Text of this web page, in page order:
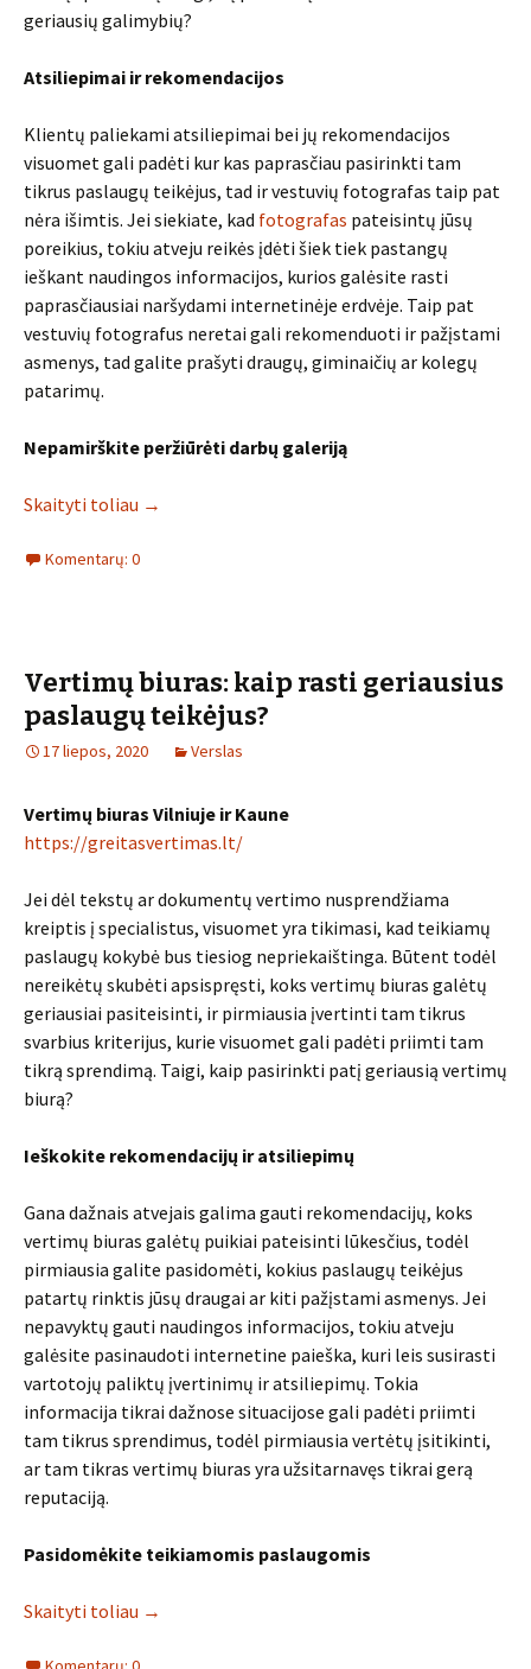
geriausių galimybių?
Atsiliepimai ir rekomendacijos
Klientų paliekami atsiliepimai bei jų rekomendacijos
visuomet gali padėti kur kas paprasčiau pasirinkti tam
tikrus paslaugų teikėjus, tad ir vestuvių fotografas taip pat
nėra išimtis. Jei siekiate, kad fotografas pateisintų jūsų
poreikius, tokiu atveju reikės įdėti šiek tiek pastangų
ieškant naudingos informacijos, kurios galėsite rasti
paprasčiausiai naršydami internetinėje erdvėje. Taip pat
vestuvių fotografus neretai gali rekomenduoti ir pažįstami
asmenys, tad galite prašyti draugų, giminaičių ar kolegų
patarimų.
Nepamirškite peržiūrėti darbų galeriją
Skaityti toliau →
Komentarų: 0
Vertimų biuras: kaip rasti geriausius
paslaugų teikėjus?
17 liepos, 2020 Verslas
Vertimų biuras Vilniuje ir Kaune
https://greitasvertimas.lt/
Jei dėl tekstų ar dokumentų vertimo nusprendžiama
kreiptis į specialistus, visuomet yra tikimasi, kad teikiamų
paslaugų kokybė bus tiesiog nepriekaištinga. Būtent todėl
nereikėtų skubėti apsispręsti, koks vertimų biuras galėtų
geriausiai pasiteisinti, ir pirmiausia įvertinti tam tikrus
svarbius kriterijus, kurie visuomet gali padėti priimti tam
tikrą sprendimą. Taigi, kaip pasirinkti patį geriausią vertimų
biurą?
Ieškokite rekomendacijų ir atsiliepimų
Gana dažnais atvejais galima gauti rekomendacijų, koks
vertimų biuras galėtų puikiai pateisinti lūkesčius, todėl
pirmiausia galite pasidomėti, kokius paslaugų teikėjus
patartų rinktis jūsų draugai ar kiti pažįstami asmenys. Jei
nepavyktų gauti naudingos informacijos, tokiu atveju
galėsite pasinaudoti internetine paieška, kuri leis susirasti
vartotojų paliktų įvertinimų ir atsiliepimų. Tokia
informacija tikrai dažnose situacijose gali padėti priimti
tam tikrus sprendimus, todėl pirmiausia vertėtų įsitikinti,
ar tam tikras vertimų biuras yra užsitarnavęs tikrai gerą
reputaciją.
Pasidomėkite teikiamomis paslaugomis
Skaityti toliau →